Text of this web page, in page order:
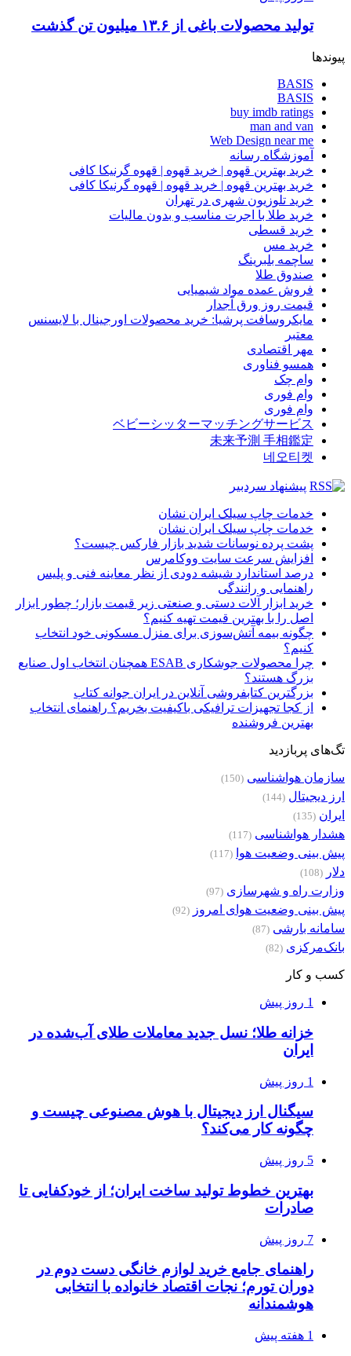
تولید محصولات باغی از ۱۳.۶ میلیون تن گذشت
پیوندها
BASIS
BASIS
buy imdb ratings
man and van
Web Design near me
آموزشگاه رسانه
خرید بهترین قهوه | خرید قهوه | قهوه گرنیکا کافی
خرید بهترین قهوه | خرید قهوه | قهوه گرنیکا کافی
خرید تلوزیون شهری در تهران
خرید طلا با اجرت مناسب و بدون مالیات
خرید قسطی
خرید مس
ساچمه بلبرینگ
صندوق طلا
فروش عمده مواد شیمیایی
قیمت روز ورق آجدار
مایکروسافت پرشیا: خرید محصولات اورجینال با لایسنس
معتبر
مهر اقتصادی
همسو فناوری
وام چک
وام فوری
وام فوری
ベビーシッターマッチングサービス
未来予測 手相鑑定
네오티켓
پیشنهاد سردبیر
خدمات چاپ سیلک ایران نشان
خدمات چاپ سیلک ایران نشان
پشت پرده نوسانات شدید بازار فارکس چیست؟
افزایش سرعت سایت ووکامرس
درصد استاندارد شیشه دودی از نظر معاینه فنی و پلیس
راهنمایی و رانندگی
خرید ابزار آلات دستی و صنعتی زیر قیمت بازار؛ چطور ابزار
اصل را با بهترین قیمت تهیه کنیم؟
چگونه بیمه آتش‌سوزی برای منزل مسکونی خود انتخاب
کنیم؟
چرا محصولات جوشکاری ESAB همچنان انتخاب اول صنایع
بزرگ هستند؟
بزرگترین کتابفروشی آنلاین در ایران جوانه کتاب
از کجا تجهیزات ترافیکی باکیفیت بخریم؟ راهنمای انتخاب
بهترین فروشنده
تگ‌های پربازدید
سازمان هواشناسی (150)
ارز دیجیتال (144)
ایران (135)
هشدار هواشناسی (117)
پیش بینی وضعیت هوا (117)
دلار (108)
وزارت راه و شهرسازی (97)
پیش بینی وضعیت هوای امروز (92)
سامانه بارشی (87)
بانک‌مرکزی (82)
کسب و کار
1 روز پیش
خزانه طلا؛ نسل جدید معاملات طلای آب‌شده در
ایران
1 روز پیش
سیگنال ارز دیجیتال با هوش مصنوعی چیست و
چگونه کار می‌کند؟
5 روز پیش
بهترین خطوط تولید ساخت ایران؛ از خودکفایی تا
صادرات
7 روز پیش
راهنمای جامع خرید لوازم خانگی دست دوم در
دوران تورم؛ نجات اقتصاد خانواده با انتخابی
هوشمندانه
1 هفته پیش